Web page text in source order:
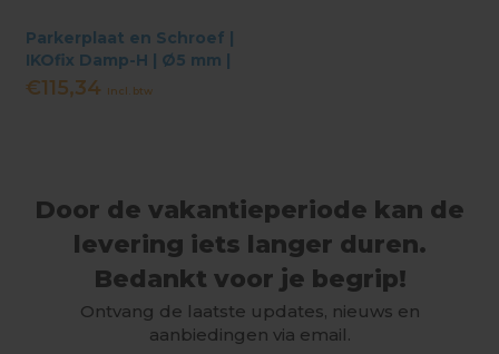
Parkerplaat en Schroef |
IKOfix Damp-H | Ø5 mm |
250st
€115,34 Incl. btw
Door de vakantieperiode kan de
levering iets langer duren.
Bedankt voor je begrip!
Ontvang de laatste updates, nieuws en
aanbiedingen via email.